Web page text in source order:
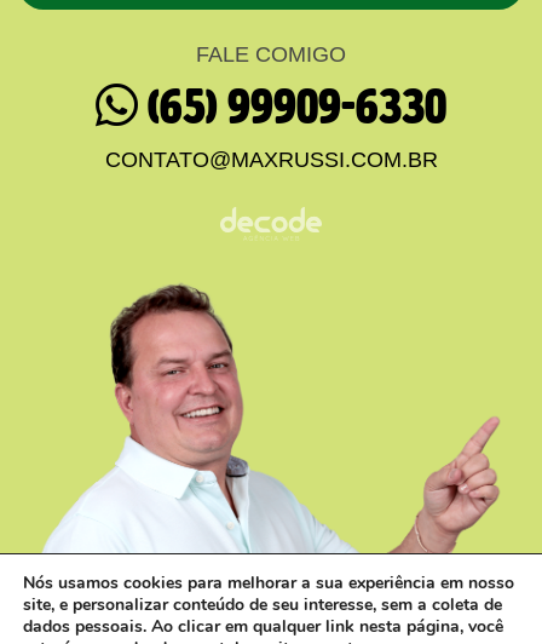
FALE COMIGO
(65) 99909-6330
CONTATO@MAXRUSSI.COM.BR
Nós usamos cookies para melhorar a sua experiência em nosso
site, e personalizar conteúdo de seu interesse, sem a coleta de
dados pessoais. Ao clicar em qualquer link nesta página, você